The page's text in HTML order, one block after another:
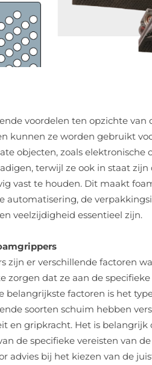
voordelen ten opzichte van
kunnen ze worden gebruikt
objecten, zoals elektronische
terwijl ze ook in staat
vast te houden. Dit maakt
automatisering, de
veelzijdigheid essentieel zijn.
zijn er verschillende factoren
zorgen dat ze aan de
belangrijkste factoren is het
soorten schuim hebben
en gripkracht. Het is
de specifieke vereisten van
advies bij het kiezen van de